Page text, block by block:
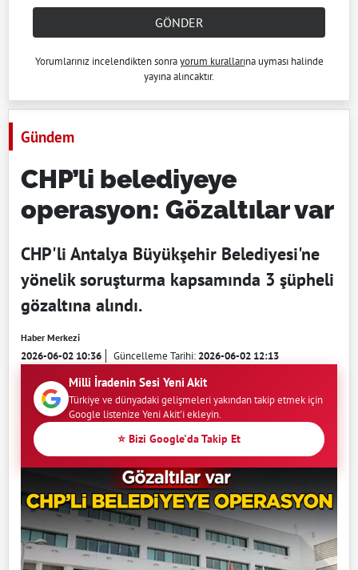
GÖNDER
Yorumlarınız incelendikten sonrayorum kurallarına uyması halinde
yayına alıncaktır.
Gündem
CHP’li belediyeye
operasyon: Gözaltılar var
CHP'li Antalya Büyükşehir Belediyesi'ne
yönelik soruşturma kapsamında 3 şüpheli
gözaltına alındı.
Haber Merkezi
2026-06-02 10:36 Güncelleme Tarihi:2026-06-02 12:13
Milli İradenin Sesi Yeni Akit
Türkiye ve dünyadaki gelişmeleri yakından takip etmek için
Google listenize Yeni Akit'i ekleyin.
⭐ Bizi Google'da Takip Et